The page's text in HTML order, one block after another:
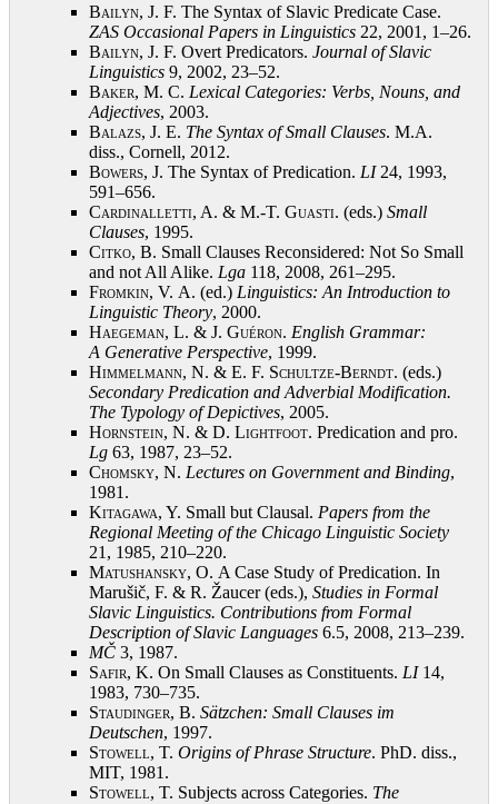
Bailyn, J. F. The Syntax of Slavic Predicate Case.
ZAS Occasional Papers in Linguistics 22, 2001, 1–26.
Bailyn, J. F. Overt Predicators. Journal of Slavic
Linguistics 9, 2002, 23–52.
Baker, M. C. Lexical Categories: Verbs, Nouns, and
Adjectives, 2003.
Balazs, J. E. The Syntax of Small Clauses. M.A.
diss., Cornell, 2012.
Bowers, J. The Syntax of Predication. LI24, 1993,
591–656.
Cardinalletti, A. & M.-T. Guasti. (eds.) Small
Clauses, 1995.
Citko, B. Small Clauses Reconsidered: Not So Small
and not All Alike. Lga 118, 2008, 261–295.
Fromkin, V. A. (ed.) Linguistics: An Introduction to
Linguistic Theory, 2000.
Haegeman, L. & J. Guéron. English Grammar:
A Generative Perspective, 1999.
Himmelmann, N. & E. F. Schultze-Berndt. (eds.)
Secondary Predication and Adverbial Modification.
The Typology of Depictives, 2005.
Hornstein, N. & D. Lightfoot. Predication and pro.
Lg 63, 1987, 23–52.
Chomsky, N. Lectures on Government and Binding,
1981 .
Kitagawa, Y. Small but Clausal. Papers from the
Regional Meeting of the Chicago Linguistic Society
21, 1985, 210–220.
Matushansky, O. A Case Study of Predication. In
Marušič, F. & R. Žaucer (eds.), Studies in Formal
Slavic Linguistics. Contributions from Formal
Description of Slavic Languages 6.5, 2008, 213–239.
MČ 3, 1987.
Safir, K. On Small Clauses as Constituents. LI14,
1983, 730–735.
Staudinger, B. Sätzchen: Small Clauses im
Deutschen, 1997.
Stowell, T. Origins of Phrase Structure. PhD. diss.,
MIT, 1981 .
Stowell, T. Subjects across Categories. The